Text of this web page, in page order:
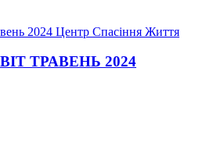
ТРАВЕНЬ 2024